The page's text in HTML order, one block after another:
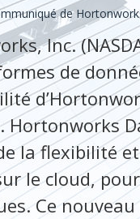
de
Inc.
de
Hortonworks
la flexibilité
le cloud,
Ce